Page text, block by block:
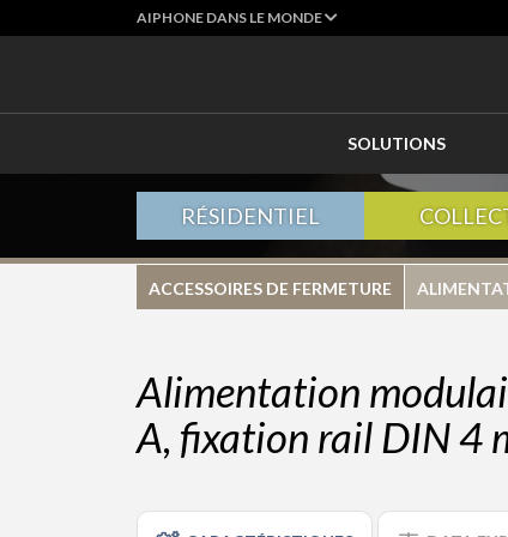
AIPHONE DANS LE MONDE
SOLUTIONS
RÉSIDENTIEL
ACCESSOIRES DE FERMETURE
Alimentation
A, fixation rail DIN 4